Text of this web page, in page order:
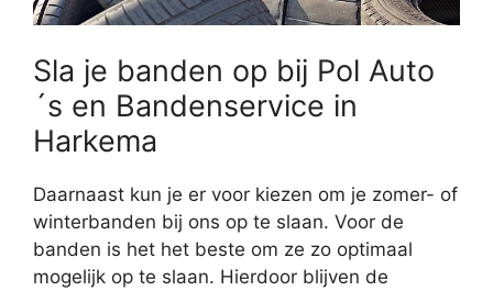
Sla je banden op bij Pol Auto
´s en Bandenservice in
Harkema
Daarnaast kun je er voor kiezen om je zomer- of
winterbanden bij ons op te slaan. Voor de
banden is het het beste om ze zo optimaal
mogelijk op te slaan. Hierdoor blijven de